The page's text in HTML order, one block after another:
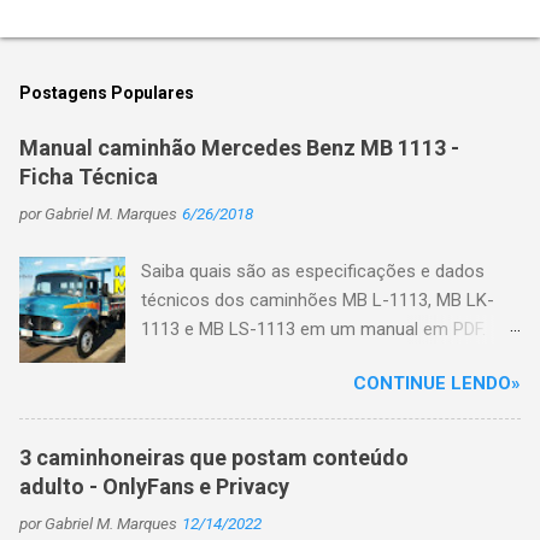
Postagens Populares
Manual caminhão Mercedes Benz MB 1113 -
Ficha Técnica
porGabriel M. Marques 6/26/2018
Saiba quais são as especificações e dados
técnicos dos caminhões MB L-1113, MB LK-
1113 e MB LS-1113 em um manual em PDF.
caminhão: No início de 1970 o motor de injeção
direta deu origem a uma nova família de
caminhões, a L-1113, que viria a se constituir
em mais uma história de sucesso da marca,
com mais de 207 mil unidades vendidas até
1987, quando deixaria de ser fabricada. Numa
CONTINUE LENDO»
3 caminhoneiras que postam conteúdo
adulto - OnlyFans e Privacy
porGabriel M. Marques 12/14/2022